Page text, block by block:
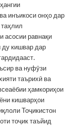
инъикоси онҳо дар
таҳлил
асосии равнақи
ду кишвар дар
ва нуфӯзи
таърихӣ ва
ҳамкориҳои
кишварҳои
Тоҷикистон
тоҷик таъйид